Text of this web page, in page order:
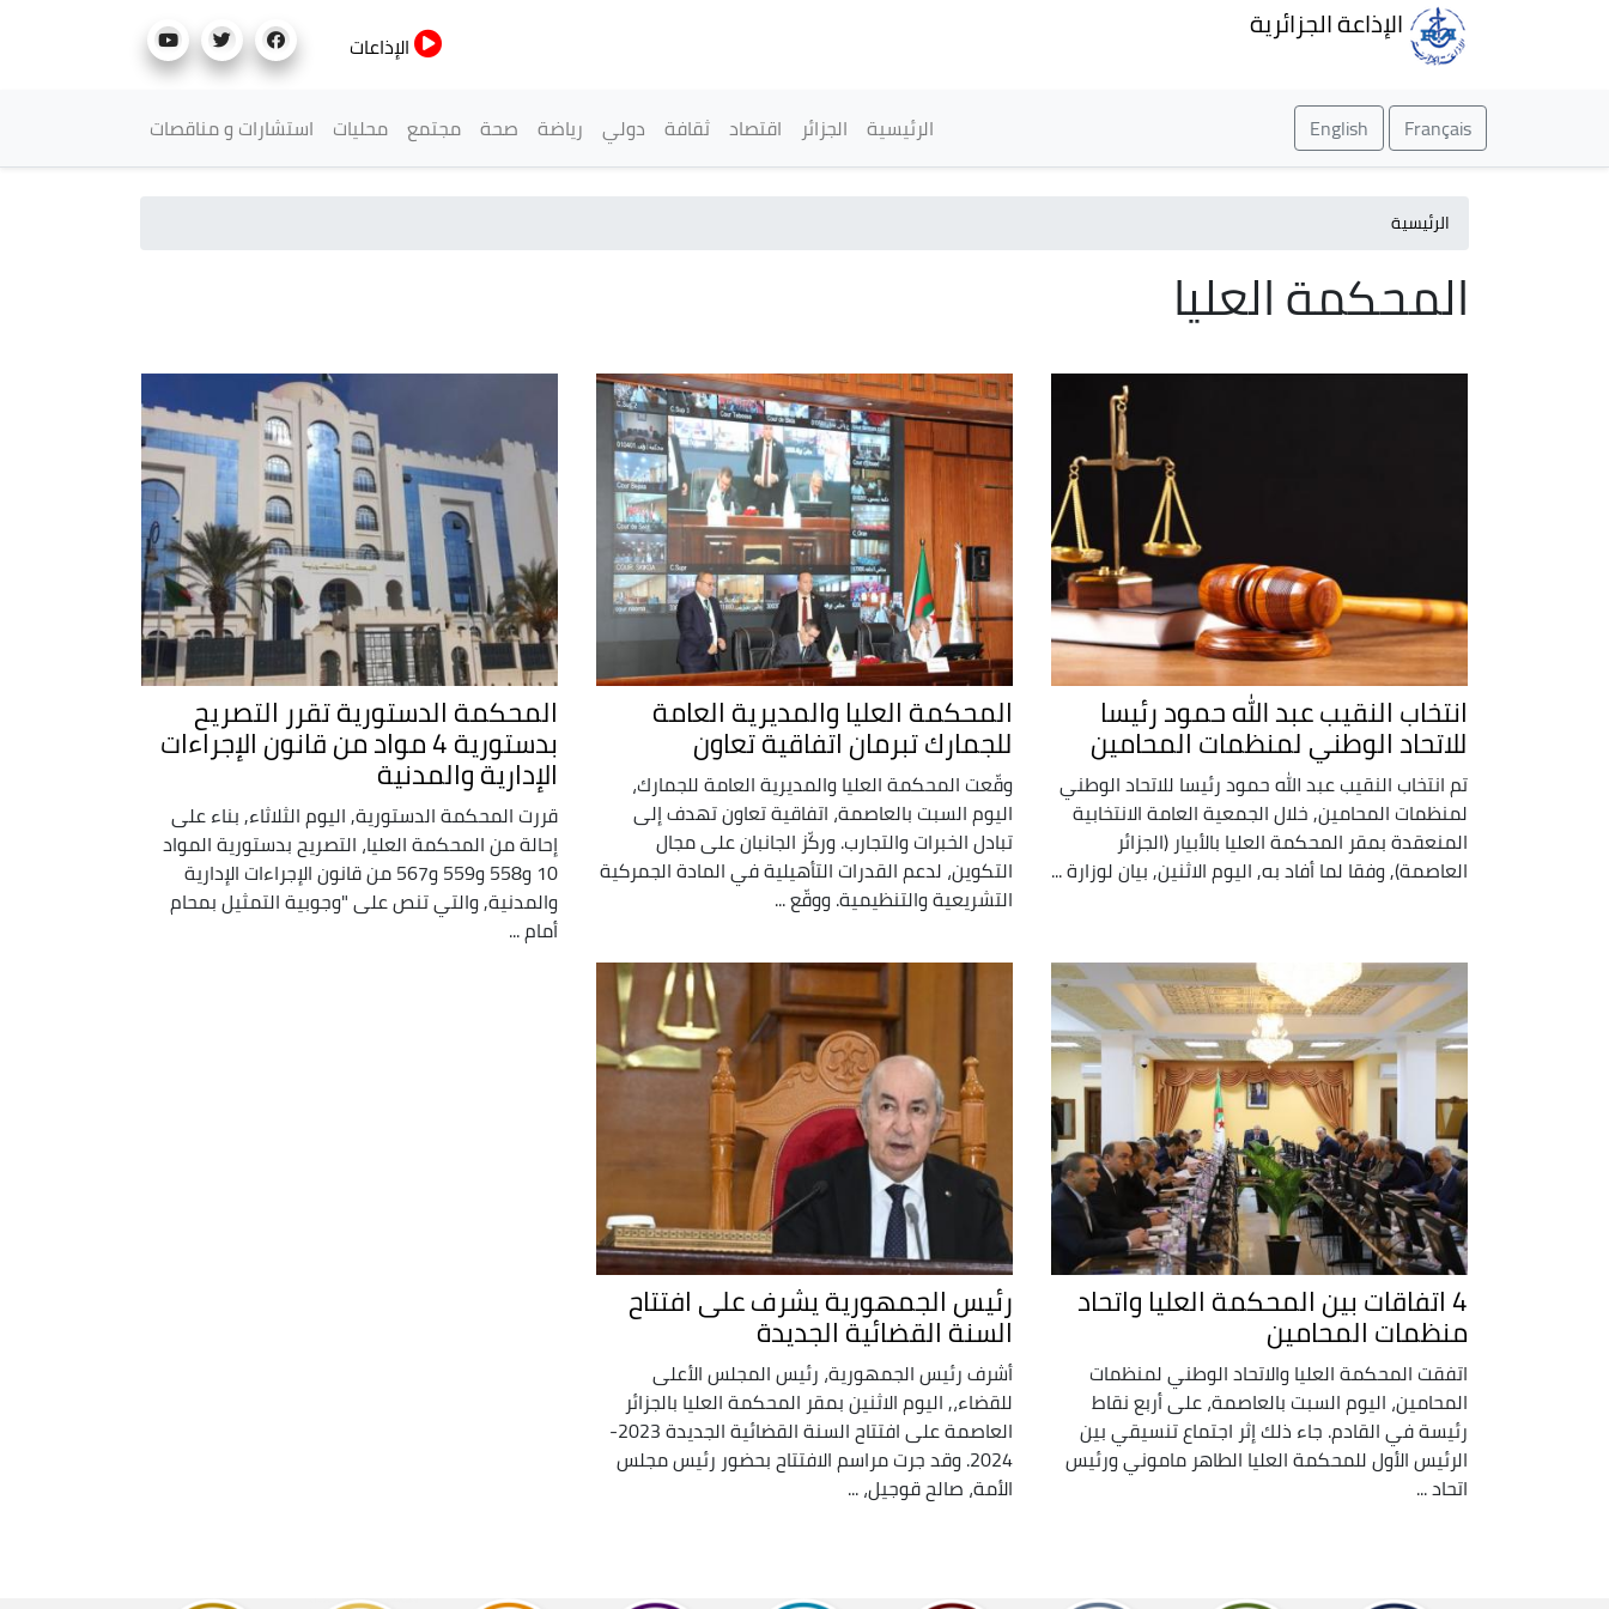
الإذاعة الجزائرية
الإذاعات
Français
English القائمة الرئيسية
الرئيسية الجزائر اقتصاد ثقافة دولي رياضة صحة مجتمع محليات استشارات و مناقصات
الرئيسية
المحكمة العليا
انتخاب النقيب عبد الله حمود رئيسا
للاتحاد الوطني لمنظمات المحامين
تم انتخاب النقيب عبد الله حمود رئيسا للاتحاد الوطني
لمنظمات المحامين, خلال الجمعية العامة الانتخابية
المنعقدة بمقر المحكمة العليا بالأبيار (الجزائر
العاصمة), وفقا لما أفاد به, اليوم الاثنين, بيان لوزارة ...
المحكمة العليا والمديرية العامة
للجمارك تبرمان اتفاقية تعاون
وقّعت المحكمة العليا والمديرية العامة للجمارك،
اليوم السبت بالعاصمة، اتفاقية تعاون تهدف إلى
تبادل الخبرات والتجارب. وركّز الجانبان على مجال
التكوين، لدعم القدرات التأهيلية في المادة الجمركية
التشريعية والتنظيمية. ووقّع ...
المحكمة الدستورية تقرر التصريح
بدستورية 4 مواد من قانون الإجراءات
الإدارية والمدنية
قررت المحكمة الدستورية, اليوم الثلاثاء, بناء على
إحالة من المحكمة العليا، التصريح بدستورية المواد
10 و558 و559 و567 من قانون الإجراءات الإدارية
والمدنية, والتي تنص على "وجوبية التمثيل بمحام
أمام ...
4 اتفاقات بين المحكمة العليا واتحاد
منظمات المحامين
اتفقت المحكمة العليا والاتحاد الوطني لمنظمات
المحامين، اليوم السبت بالعاصمة، على أربع نقاط
رئيسة في القادم. جاء ذلك إثر اجتماع تنسيقي بين
الرئيس الأول للمحكمة العليا الطاهر ماموني ورئيس
اتحاد ...
رئيس الجمهورية يشرف على افتتاح
السنة القضائية الجديدة
أشرف رئيس الجمهورية، رئيس المجلس الأعلى
للقضاء،, اليوم الاثنين بمقر المحكمة العليا بالجزائر
العاصمة على افتتاح السنة القضائية الجديدة 2023-
2024. وقد جرت مراسم الافتتاح بحضور رئيس مجلس
الأمة، صالح قوجيل، ...